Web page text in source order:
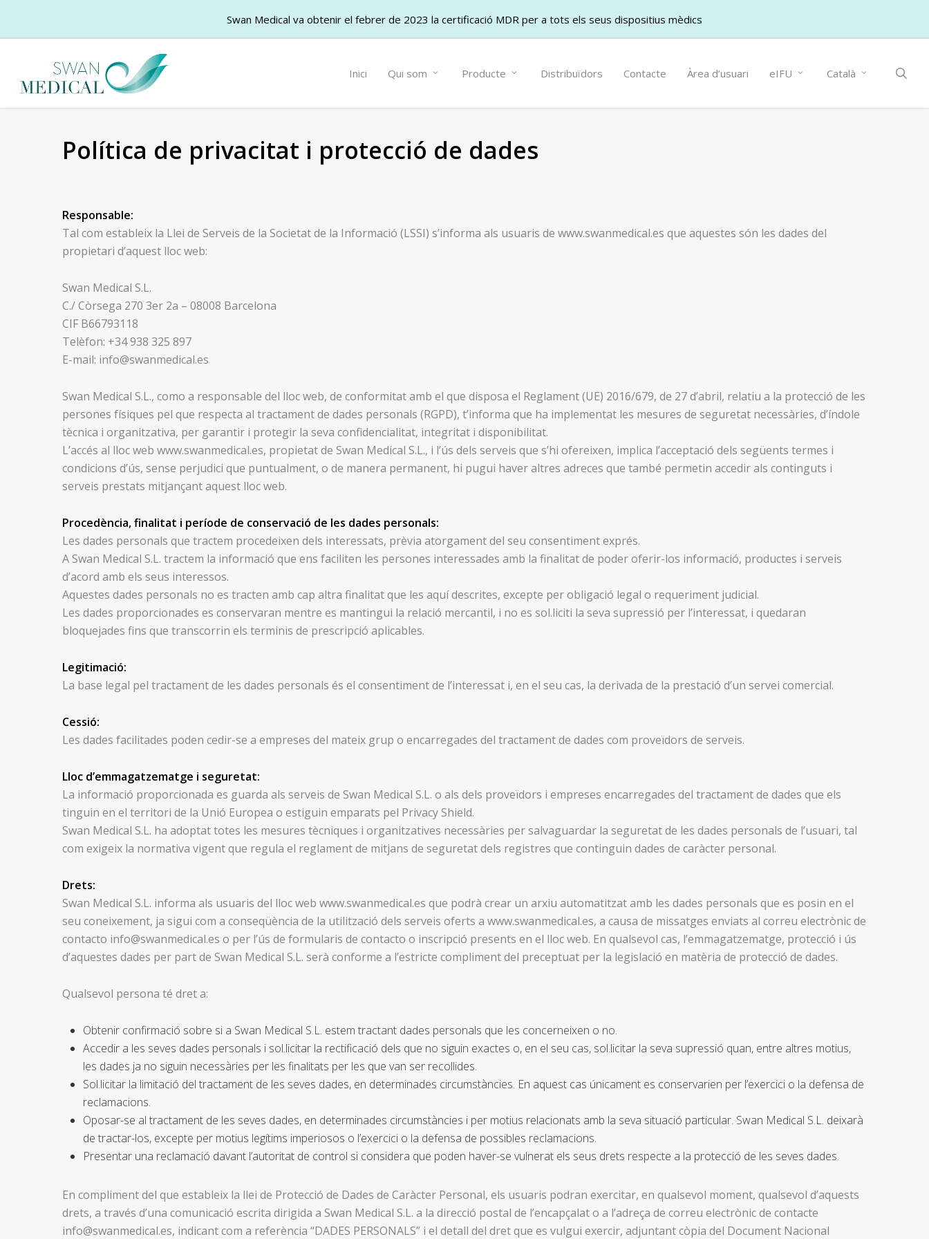
main
Inici Qui som Producte Distribuïdors Contacte Àrea d’usuari eIFU Català
Política de privacitat i protecció de dades
Responsable:
Tal com estableix la Llei de Serveis de la Societat de la Informació (LSSI) s’informa als usuaris de www.swanmedical.es que aquestes són les dades del
propietari d’aquest lloc web:
Swan Medical S.L.
C./ Còrsega 270 3er 2a – 08008 Barcelona
CIF B66793118
Telèfon: +34 938 325 897
E-mail: info@swanmedical.es
Swan Medical S.L., como a responsable del lloc web, de conformitat amb el que disposa el Reglament (UE) 2016/679, de 27 d’abril, relatiu a la protecció de les
persones físiques pel que respecta al tractament de dades personals (RGPD), t’informa que ha implementat les mesures de seguretat necessàries, d’índole
tècnica i organitzativa, per garantir i protegir la seva confidencialitat, integritat i disponibilitat.
L’accés al lloc web www.swanmedical.es, propietat de Swan Medical S.L., i l’ús dels serveis que s’hi ofereixen, implica l’acceptació dels següents termes i
condicions d’ús, sense perjudici que puntualment, o de manera permanent, hi pugui haver altres adreces que també permetin accedir als continguts i
serveis prestats mitjançant aquest lloc web.
Procedència, finalitat i període de conservació de les dades personals:
Les dades personals que tractem procedeixen dels interessats, prèvia atorgament del seu consentiment exprés.
A Swan Medical S.L. tractem la informació que ens faciliten les persones interessades amb la finalitat de poder oferir-los informació, productes i serveis
d’acord amb els seus interessos.
Aquestes dades personals no es tracten amb cap altra finalitat que les aquí descrites, excepte per obligació legal o requeriment judicial.
Les dades proporcionades es conservaran mentre es mantingui la relació mercantil, i no es sol.liciti la seva supressió per l’interessat, i quedaran
bloquejades fins que transcorrin els terminis de prescripció aplicables.
Legitimació:
La base legal pel tractament de les dades personals és el consentiment de l’interessat i, en el seu cas, la derivada de la prestació d’un servei comercial.
Cessió:
Les dades facilitades poden cedir-se a empreses del mateix grup o encarregades del tractament de dades com proveïdors de serveis.
Lloc d’emmagatzematge i seguretat:
La informació proporcionada es guarda als serveis de Swan Medical S.L. o als dels proveïdors i empreses encarregades del tractament de dades que els
tinguin en el territori de la Unió Europea o estiguin emparats pel Privacy Shield.
Swan Medical S.L. ha adoptat totes les mesures tècniques i organitzatives necessàries per salvaguardar la seguretat de les dades personals de l’usuari, tal
com exigeix la normativa vigent que regula el reglament de mitjans de seguretat dels registres que continguin dades de caràcter personal.
Drets:
Swan Medical S.L. informa als usuaris del lloc web www.swanmedical.es que podrà crear un arxiu automatitzat amb les dades personals que es posin en el
seu coneixement, ja sigui com a conseqüència de la utilització dels serveis oferts a www.swanmedical.es, a causa de missatges enviats al correu electrònic de
contacto info@swanmedical.es o per l’ús de formularis de contacto o inscripció presents en el lloc web. En qualsevol cas, l’emmagatzematge, protecció i ús
d’aquestes dades per part de Swan Medical S.L. serà conforme a l’estricte compliment del preceptuat per la legislació en matèria de protecció de dades.
Qualsevol persona té dret a:
Obtenir confirmació sobre si a Swan Medical S.L. estem tractant dades personals que les concerneixen o no.
Accedir a les seves dades personals i sol.licitar la rectificació dels que no siguin exactes o, en el seu cas, sol.licitar la seva supressió quan, entre altres motius,
les dades ja no siguin necessàries per les finalitats per les que van ser recollides.
Sol.licitar la limitació del tractament de les seves dades, en determinades circumstàncies. En aquest cas únicament es conservarien per l’exercici o la defensa de
reclamacions.
Oposar-se al tractament de les seves dades, en determinades circumstàncies i per motius relacionats amb la seva situació particular. Swan Medical S.L. deixarà
de tractar-los, excepte per motius legítims imperiosos o l’exercici o la defensa de possibles reclamacions.
Presentar una reclamació davant l’autoritat de control si considera que poden haver-se vulnerat els seus drets respecte a la protecció de les seves dades.
En compliment del que estableix la llei de Protecció de Dades de Caràcter Personal, els usuaris podran exercitar, en qualsevol moment, qualsevol d’aquests
drets, a través d’una comunicació escrita dirigida a Swan Medical S.L. a la direcció postal de l’encapçalat o a l’adreça de correu electrònic de contacte
info@swanmedical.es, indicant com a referència “DADES PERSONALS” i el detall del dret que es vulgui exercir, adjuntant còpia del Document Nacional
Swan Medical va obtenir el febrer de 2023 la certificació MDR per a tots els seus dispositius mèdics